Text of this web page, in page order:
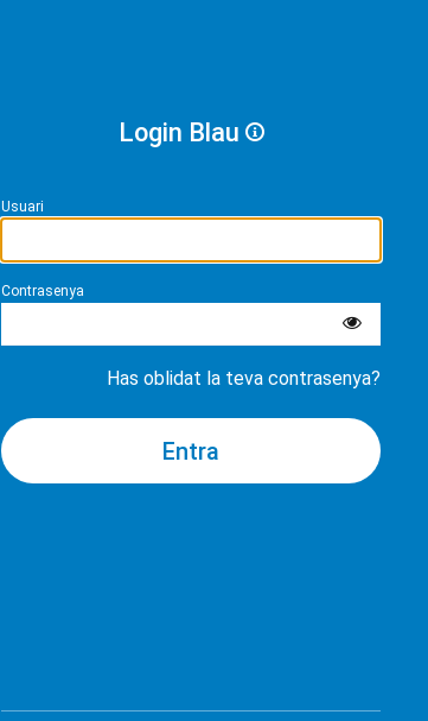
Login Blau
Usuari
Contrasenya
Has oblidat la teva contrasenya?